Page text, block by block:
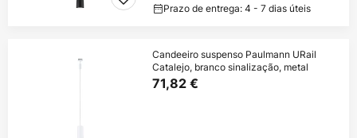
Prazo de entrega: 4 - 7 dias úteis
Candeeiro suspenso Paulmann URail
Catalejo, branco sinalização, metal
71,82 €